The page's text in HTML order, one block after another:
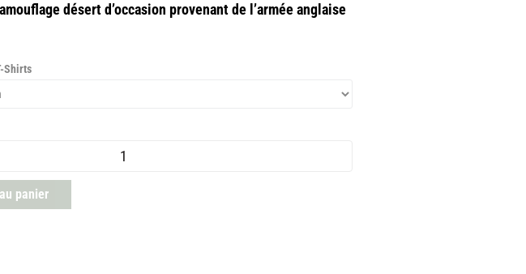
désert d’occasion provenant de l’armée anglaise
Shirts
panier